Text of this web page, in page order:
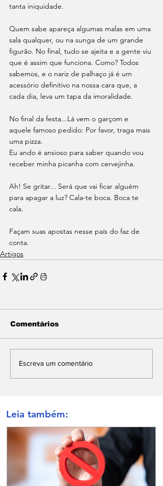
tanta iniquidade.
Quem sabe apareça algumas malas em uma
sala qualquer, ou na sunga de um grande
figurão. No final, tudo se ajeita e a gente viu
que é assim que funciona. Como? Todos
sabemos, e o nariz de palhaço já é um
acessório definitivo na nossa cara que, a
cada dia, leva um tapa da imoralidade.
No final da festa...Lá vem o garçom e
aquele famoso pedido: Por favor, traga mais
uma pizza.
Eu ando é ansioso para saber quando vou
receber minha picanha com cervejinha.
Ah! Se gritar... Será que vai ficar alguém
para apagar a luz? Cala-te boca. Boca te
cala.
Façam suas apostas nesse país do faz de
conta.
Artigos
Comentários
Escreva um comentário
Leia também: